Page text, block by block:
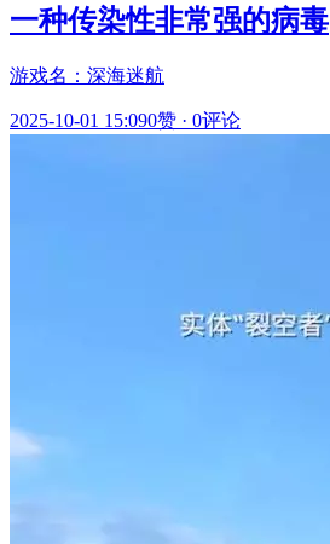
一种传染性非常强的病毒
游戏名：深海迷航
2025-10-01 15:090赞 · 0评论